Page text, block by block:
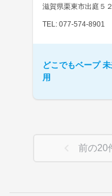
滋賀県栗東市出庭５
TEL: 077-574-8901
どこでもベープ
用
前の20